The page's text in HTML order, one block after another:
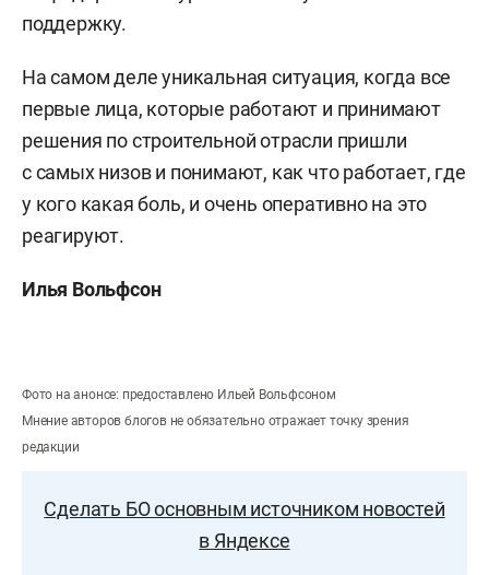
поддержку.
На самом деле уникальная ситуация, когда все
первые лица, которые работают и принимают
решения по строительной отрасли пришли
с самых низов и понимают, как что работает, где
у кого какая боль, и очень оперативно на это
реагируют.
Илья Вольфсон
Фото на анонсе: предоставлено Ильей Вольфсоном
Мнение авторов блогов не обязательно отражает точку зрения
редакции
Сделать БО основным источником новостей
в Яндексе